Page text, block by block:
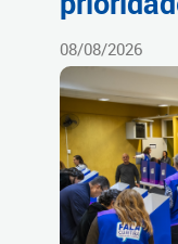
08/08/2026